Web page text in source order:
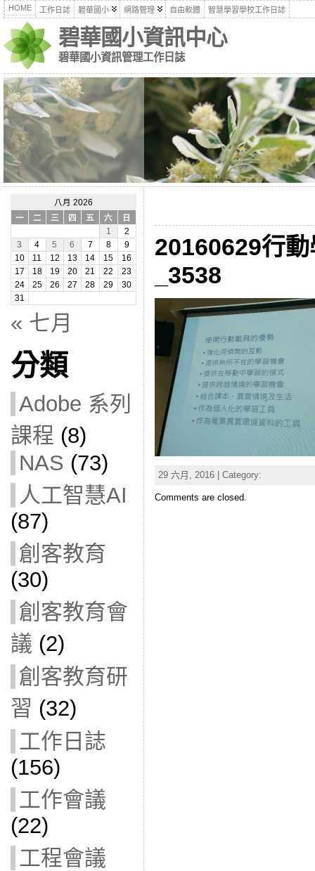
HOME 工作日誌 碧華國小 網路管理 自由軟體 智慧學習學校工作日誌
碧華國小資訊中心
碧華國小資訊管理工作日誌
八月 2026
一
二 三 四 五 六
日
1
2
3
4 5 6 7 8
9
10
11 12 13 14 15
16
17
18 19 20 21 22
23
24
25 26 27 28 29
30
31
« 七月
分類
Adobe 系列
課程 (8)
NAS (73)
人工智慧AI
(87)
創客教育
(30)
創客教育會
議 (2)
創客教育研
習 (32)
工作日誌
(156)
工作會議
(22)
工程會議
20160629行
_3538
29 六月, 2016 | Category:
Comments are closed.